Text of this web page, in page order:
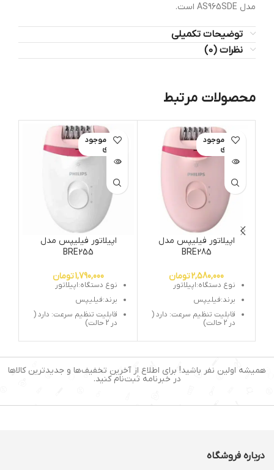
مدل AS965SDE است.
توضیحات تکمیلی
نظرات (0)
محصولات مرتبط
اتمام موجود
ی
اپیلاتور فیلیپس مدل
BRE285
2,580,000تومان
نوع دستگاه:اپیلاتور
برند:فیلیپس
قابلیت تنظیم سرعت: دارد (
در 2 حالت)
منبع تغذیه: برق مستقیم
(سیم دار)
جنس موچین: استیل ضد
تعداد موچین: 20 عدد
اتمام موجود
ی
اپیلاتور فیلیپس مدل
BRE255
1,790,000تومان
نوع دستگاه:اپیلاتور
برند:فیلیپس
قابلیت تنظیم سرعت: دارد (
در 2 حالت)
منبع تغذیه: برق مستقیم
(سیم دار)
جنس موچین: استیل ضد
تعداد موچین: 28 عدد
همیشه اولین نفر باشید! برای اطلاع از آخرین تخفیف‌ها و جدیدترین کالاها
در خبرنامه ثبت‌نام کنید.
درباره فروشگاه